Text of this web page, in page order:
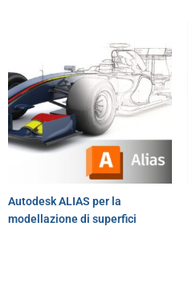
Autodesk ALIAS per la
modellazione di superfici